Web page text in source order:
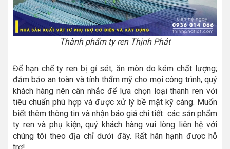
Thành phẩm ty ren Thịnh Phát
Để hạn chế ty ren bị gỉ sét, ăn mòn do kém chất lượng;
đảm bảo an toàn và tính thẩm mỹ cho mọi công trình, quý
khách hàng nên cân nhắc để lựa chọn loại thanh ren với
tiêu chuẩn phù hợp và được xử lý bề mặt kỹ càng. Muốn
biết thêm thông tin và nhận báo giá chi tiết các sản phẩm
ty ren và phụ kiện, quý khách hàng vui lòng liên hệ với
chúng tôi theo địa chỉ dưới đây. Rất hân hạnh được hỗ